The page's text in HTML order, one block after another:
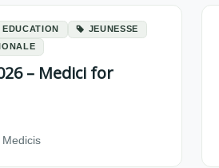
EDUCATION
JEUNESSE
– Medici for